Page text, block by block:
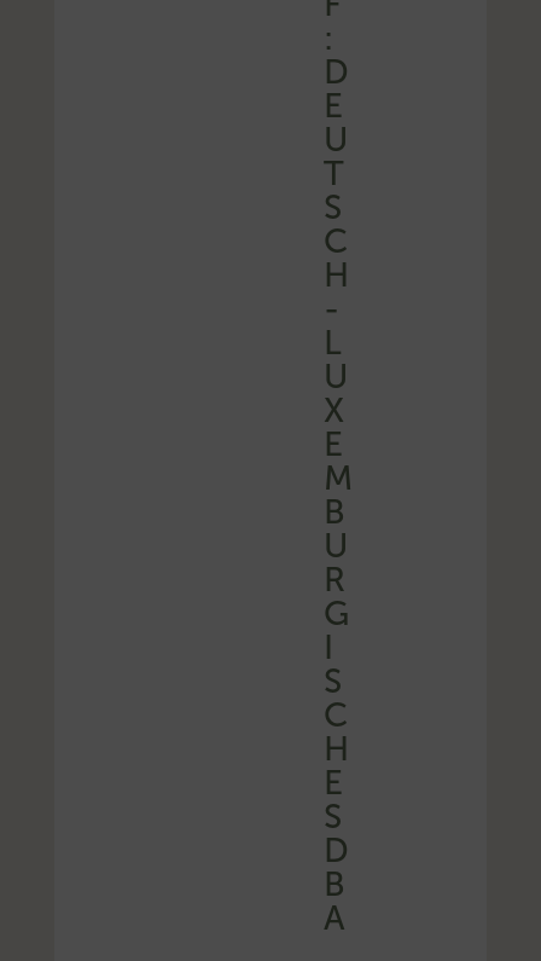
:
D
E
U
T
S
C
H
-
L
U
X
E
M
B
U
R
G
I
S
C
H
E
S
D
B
A